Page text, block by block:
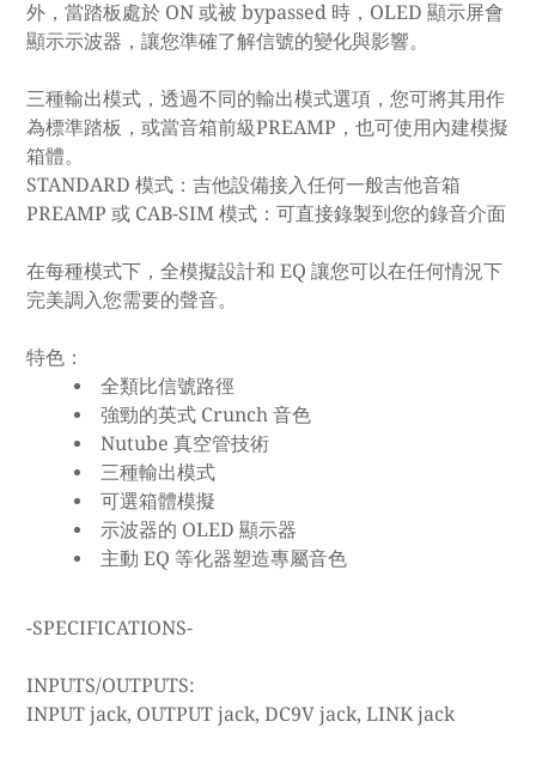
外，當踏板處於 ON 或被 bypassed 時，OLED 顯示屏會
顯示示波器，讓您準確了解信號的變化與影響。
三種輸出模式，透過不同的輸出模式選項，您可將其用作
為標準踏板，或當音箱前級PREAMP，也可使用內建模擬
箱體。
STANDARD 模式：吉他設備接入任何一般吉他音箱
PREAMP 或 CAB-SIM 模式：可直接錄製到您的錄音介面
在每種模式下，全模擬設計和 EQ 讓您可以在任何情況下
完美調入您需要的聲音。
特色：
全類比信號路徑
強勁的英式 Crunch 音色
Nutube 真空管技術
三種輸出模式
可選箱體模擬
示波器的 OLED 顯示器
主動 EQ 等化器塑造專屬音色
-SPECIFICATIONS-
INPUTS/OUTPUTS:
INPUT jack, OUTPUT jack, DC9V jack, LINK jack